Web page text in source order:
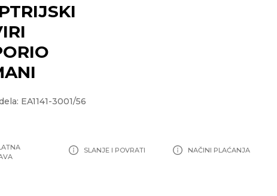
EA1141-3001/56
SLANJE I POVRATI NAČINI PLAĆANJA